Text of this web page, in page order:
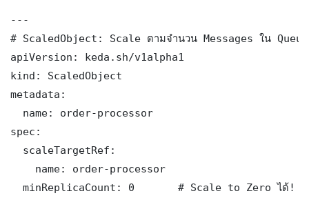
---
# ScaledObject: Scale ตามจำนวน Messages ใน Queue
apiVersion: keda.sh/v1alpha1
kind: ScaledObject
metadata:
  name: order-processor
spec:
  scaleTargetRef:
    name: order-processor
  minReplicaCount: 0       # Scale to Zero ได้!